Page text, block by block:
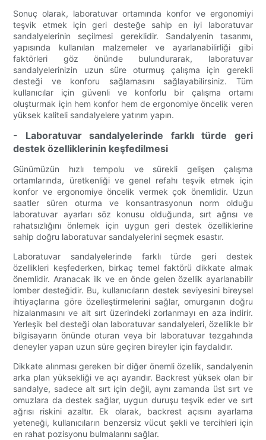
Sonuç olarak, laboratuvar ortamında konfor ve ergonomiyi
teşvik etmek için geri desteğe sahip en iyi laboratuvar
sandalyelerinin seçilmesi gereklidir. Sandalyenin tasarımı,
yapısında kullanılan malzemeler ve ayarlanabilirliği gibi
faktörleri göz önünde bulundurarak, laboratuvar
sandalyelerinizin uzun süre oturmuş çalışma için gerekli
desteği ve konforu sağlamasını sağlayabilirsiniz. Tüm
kullanıcılar için güvenli ve konforlu bir çalışma ortamı
oluşturmak için hem konfor hem de ergonomiye öncelik veren
yüksek kaliteli sandalyelere yatırım yapın.
- Laboratuvar sandalyelerinde farklı türde geri
destek özelliklerinin keşfedilmesi
Günümüzün hızlı tempolu ve sürekli gelişen çalışma
ortamlarında, üretkenliği ve genel refahı teşvik etmek için
konfor ve ergonomiye öncelik vermek çok önemlidir. Uzun
saatler süren oturma ve konsantrasyonun norm olduğu
laboratuvar ayarları söz konusu olduğunda, sırt ağrısı ve
rahatsızlığını önlemek için uygun geri destek özelliklerine
sahip doğru laboratuvar sandalyelerini seçmek esastır.
Laboratuvar sandalyelerinde farklı türde geri destek
özellikleri keşfederken, birkaç temel faktörü dikkate almak
önemlidir. Aranacak ilk ve en önde gelen özellik ayarlanabilir
lomber desteğidir. Bu, kullanıcıların destek seviyesini bireysel
ihtiyaçlarına göre özelleştirmelerini sağlar, omurganın doğru
hizalanmasını ve alt sırt üzerindeki zorlanmayı en aza indirir.
Yerleşik bel desteği olan laboratuvar sandalyeleri, özellikle bir
bilgisayarın önünde oturan veya bir laboratuvar tezgahında
deneyler yapan uzun süre geçiren bireyler için faydalıdır.
Dikkate alınması gereken bir diğer önemli özellik, sandalyenin
arka plan yüksekliği ve açı ayarıdır. Backrest yüksek olan bir
sandalye, sadece alt sırt için değil, aynı zamanda üst sırt ve
omuzlara da destek sağlar, uygun duruşu teşvik eder ve sırt
ağrısı riskini azaltır. Ek olarak, backrest açısını ayarlama
yeteneği, kullanıcıların benzersiz vücut şekli ve tercihleri ​​için
en rahat pozisyonu bulmalarını sağlar.